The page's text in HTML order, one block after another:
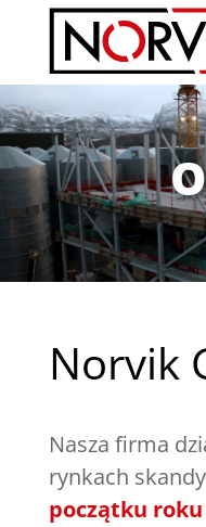
Norvik
Nasza firma
rynkach
początku roku